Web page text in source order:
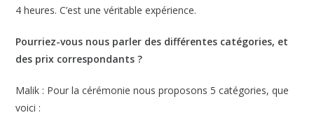
4 heures. C’est une véritable expérience.
Pourriez-vous nous parler des différentes catégories, et
des prix correspondants ?
Malik : Pour la cérémonie nous proposons 5 catégories, que
voici :